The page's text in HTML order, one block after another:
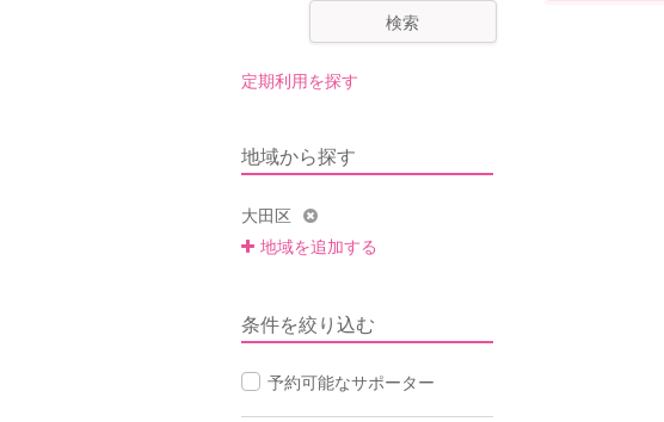
検索
定期利用を探す
地域から探す
大田区
地域を追加する
条件を絞り込む
予約可能なサポーター